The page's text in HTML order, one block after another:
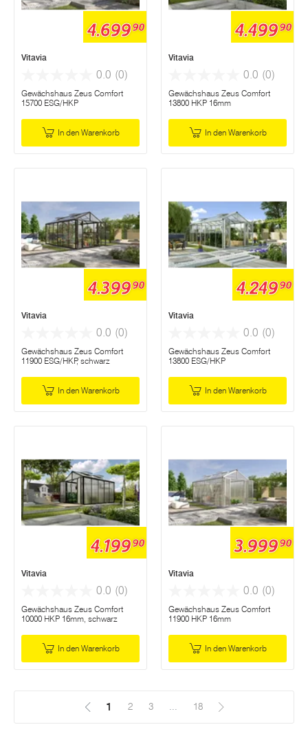
4.69990
Vitavia
0.0 (0)
Gewächshaus Zeus Comfort
15700 ESG/HKP
In den Warenkorb
4.49990
Vitavia
0.0 (0)
Gewächshaus Zeus Comfort
13800 HKP 16mm
In den Warenkorb
4.39990
Vitavia
0.0 (0)
Gewächshaus Zeus Comfort
11900 ESG/HKP, schwarz
In den Warenkorb
4.24990
Vitavia
0.0 (0)
Gewächshaus Zeus Comfort
13800 ESG/HKP
In den Warenkorb
4.19990
Vitavia
0.0 (0)
Gewächshaus Zeus Comfort
10000 HKP 16mm, schwarz
In den Warenkorb
3.99990
Vitavia
0.0 (0)
Gewächshaus Zeus Comfort
11900 HKP 16mm
In den Warenkorb
1 (Aktuell)
2 3 18